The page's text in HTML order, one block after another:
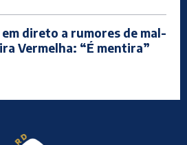
direto a rumores de mal-
Vermelha: “É mentira”